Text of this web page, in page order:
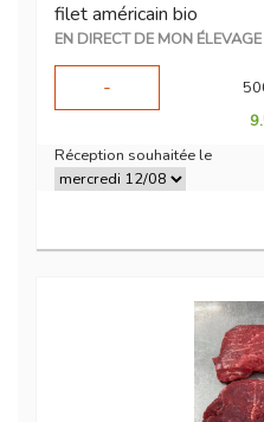
filet américain bio
EN DIRECT DE MON ÉLEVAGE
-
Réception souhaitée le